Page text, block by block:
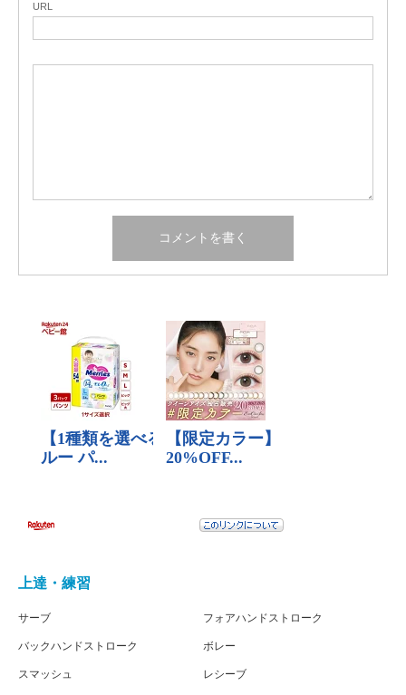
URL
上達・練習
サーブ
バックハンドストローク
スマッシュ
フォアハンドストローク
ボレー
レシーブ